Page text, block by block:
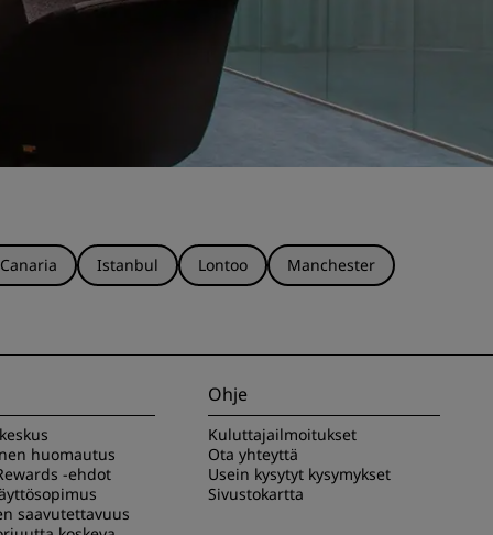
Istanbul Lontoo
Manchester
huomautus
-ehdot
saavutettavuus
Ohje
Kuluttajailmoitukset
Ota yhteyttä
Usein kysytyt kysymykset
Sivustokartta